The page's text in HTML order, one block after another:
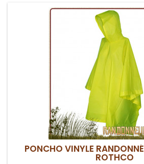
PONCHO VINYLE
ROTHCO